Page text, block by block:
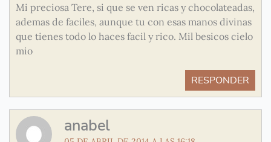
Mi preciosa Tere, si que se ven ricas y chocolateadas,
ademas de faciles, aunque tu con esas manos divinas
que tienes todo lo haces facil y rico. Mil besicos cielo
mio
RESPONDER
anabel